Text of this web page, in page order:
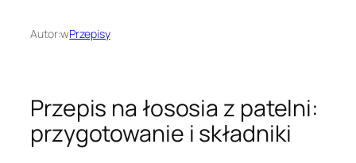
Autor:wPrzepisy
Przepis na łososia z patelni:
przygotowanie i składniki